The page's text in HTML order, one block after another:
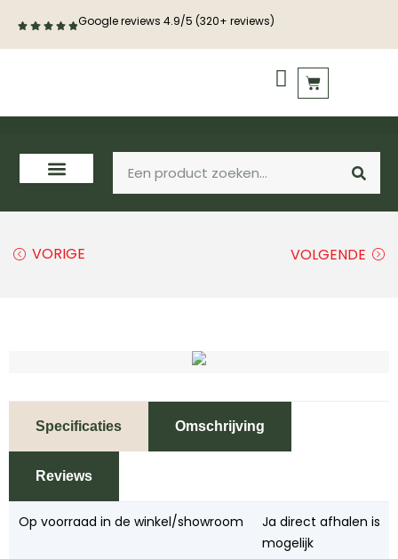
Google reviews 4.9/5 (320+ reviews)
VORIGE VOLGENDE
Specificaties Omschrijving
Reviews
Op voorraad in de winkel/showroom
Ja direct afhalen is
mogelijk